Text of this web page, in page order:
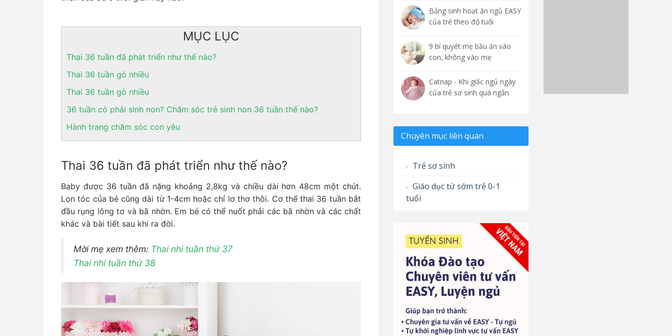
MỤC LỤC
Thai 36 tuần đã phát triển như thế nào?
Thai 36 tuần gò nhiều
Thai 36 tuần gò nhiều
36 tuần có phải sinh non? Chăm sóc trẻ sinh non 36 tuần thế nào?
Hành trang chăm sóc con yêu
Thai 36 tuần đã phát triển như thế nào?
Baby được 36 tuần đã nặng khoảng 2,8kg và chiều dài hơn 48cm một chút.
Lọn tóc của bé cũng dài từ 1-4cm hoặc chỉ lơ thơ thôi. Cơ thể thai 36 tuần bắt
đầu rụng lông tơ và bã nhờn. Em bé có thể nuốt phải các bã nhờn và các chất
khác và bài tiết sau khi ra đời.
Mời mẹ xem thêm: Thai nhi tuần thứ 37
Thai nhi tuần thứ 38
Bảng sinh hoạt ăn ngủ EASY
của trẻ theo độ tuổi
9 bí quyết mẹ bầu ăn vào
con, không vào mẹ
Catnap - Khi giấc ngủ ngày
của trẻ sơ sinh quá ngắn
Chuyên mục liên quan
Trẻ sơ sinh
Giáo dục từ sớm trẻ 0-1
tuổi